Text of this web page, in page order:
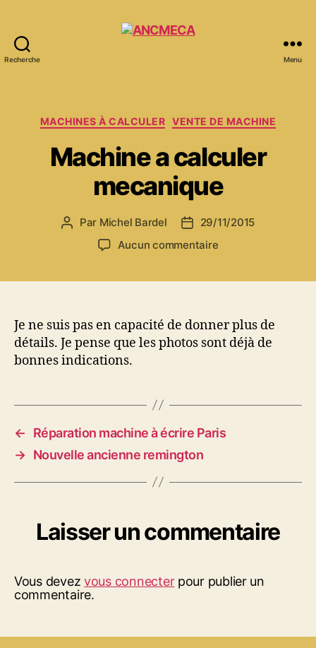
Recherche Menu
Catégories
MACHINES À CALCULER VENTE DE MACHINE
Machine a calculer
mecanique
Auteur
l’article
Par Michel Bardel
Date29/11/2015
Aucun commentairesur
Je ne suis pas en capacité de donner plus de
détails. Je pense que les photos sont déjà de
bonnes indications.
←
Réparation machine à écrire Paris
→ Nouvelle ancienne remington
Laisser un commentaire
Vous devezvous connecterpour publier un
commentaire.